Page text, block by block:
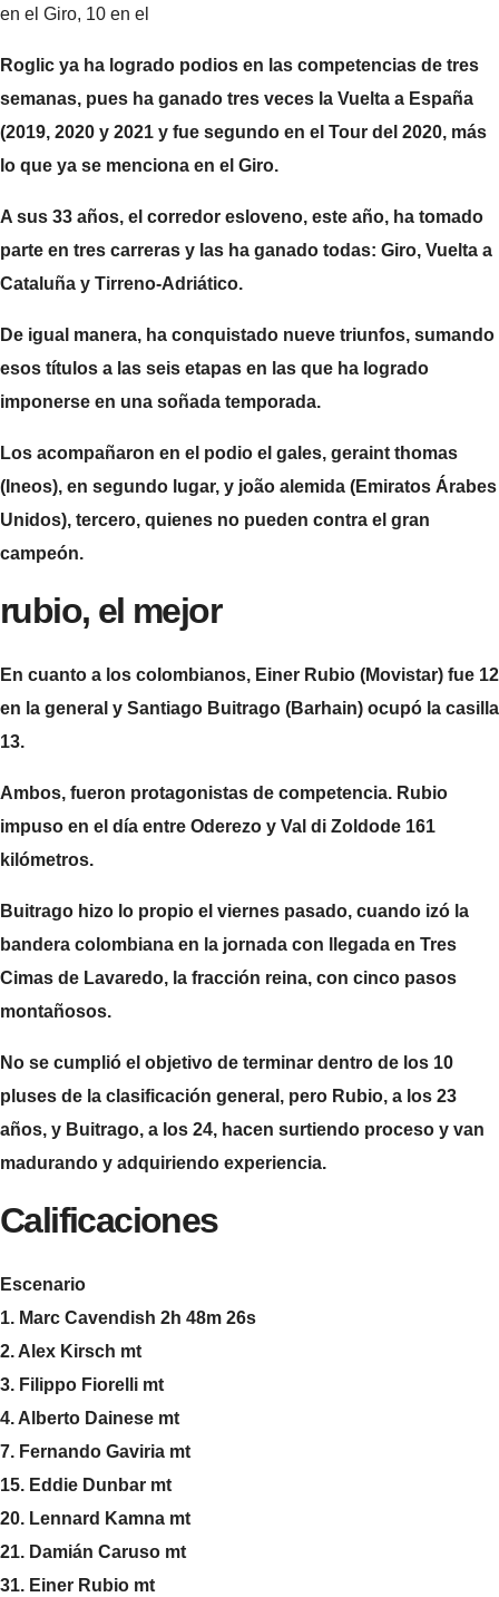
en el Giro, 10 en el
Roglic ya ha logrado podios en las competencias de tres
semanas, pues ha ganado tres veces la Vuelta a España
(2019, 2020 y 2021 y fue segundo en el Tour del 2020, más
lo que ya se menciona en el Giro.
A sus 33 años, el corredor esloveno, este año, ha tomado
parte en tres carreras y las ha ganado todas: Giro, Vuelta a
Cataluña y Tirreno-Adriático.
De igual manera, ha conquistado nueve triunfos, sumando
esos títulos a las seis etapas en las que ha logrado
imponerse en una soñada temporada.
Los acompañaron en el podio el gales, geraint thomas
(Ineos), en segundo lugar, y joão alemida (Emiratos Árabes
Unidos), tercero, quienes no pueden contra el gran
campeón.
rubio, el mejor
En cuanto a los colombianos, Einer Rubio (Movistar) fue 12
en la general y Santiago Buitrago (Barhain) ocupó la casilla
13.
Ambos, fueron protagonistas de competencia. Rubio
impuso en el día entre Oderezo y Val di Zoldode 161
kilómetros.
Buitrago hizo lo propio el viernes pasado, cuando izó la
bandera colombiana en la jornada con llegada en Tres
Cimas de Lavaredo, la fracción reina, con cinco pasos
montañosos.
No se cumplió el objetivo de terminar dentro de los 10
pluses de la clasificación general, pero Rubio, a los 23
años, y Buitrago, a los 24, hacen surtiendo proceso y van
madurando y adquiriendo experiencia.
Calificaciones
Escenario
1. Marc Cavendish 2h 48m 26s
2. Alex Kirsch mt
3. Filippo Fiorelli mt
4. Alberto Dainese mt
7. Fernando Gaviria mt
15. Eddie Dunbar mt
20. Lennard Kamna mt
21. Damián Caruso mt
31. Einer Rubio mt